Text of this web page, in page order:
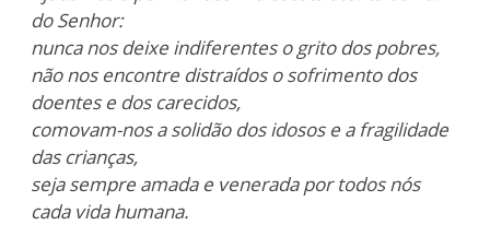
do Senhor:
nunca nos deixe indiferentes o grito dos pobres,
não nos encontre distraídos o sofrimento dos
doentes e dos carecidos,
comovam-nos a solidão dos idosos e a fragilidade
das crianças,
seja sempre amada e venerada por todos nós
cada vida humana.